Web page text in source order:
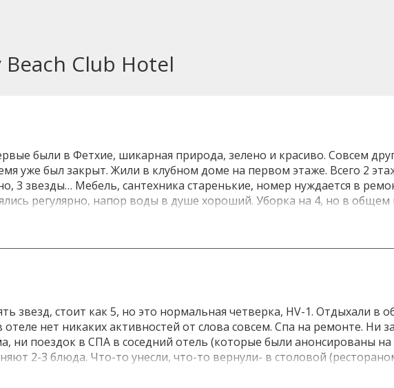
Club Hotel
были в Фетхие, шикарная природа, зелено и красиво. Совсем
уже был закрыт. Жили в клубном доме на первом этаже. Всего 2
3 звезды… Мебель, сантехника старенькие, номер нуждается в
регулярно, напор воды в душе хороший. Уборка на 4, но в
невероятно красивые косяки рыб!У камней справа видели морских
где подают напитки безалкогольные, мороженое, вафли,
принимают местных: тех, кто приехал только на пляж. Там же
в бухточках в масках. Неудобно, что катамаран особо не
Ресторан и еда. Однообразно, но все свежее и вкусное.
Много свежей зелени и овощей. Супы никудышние. На
Каш нет. Кофе невкусный. В чай добавляли свежую мяту. Хороший
неплохие, киви. Десертов всегда изобилие, из вкусных: шоколадный
раз идти и заказывать самостоятельно, официанты обслуживают
по-английски. Но если попросить о помощи, всегда помогают.
что по-английски не говорила совсем. Если что, в тумбе, которая
звезд, стоит как 5, но это нормальная четверка, HV-1. Отдыхали в
нет никаких активностей от слова совсем. Спа на ремонте. Ни
ни поездок в СПА в соседний отель (которые были анонсированы на
2-3 блюда. Что-то унесли, что-то вернули- в столовой